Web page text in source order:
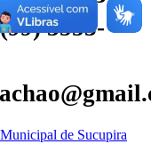
3553-
de Sucupira